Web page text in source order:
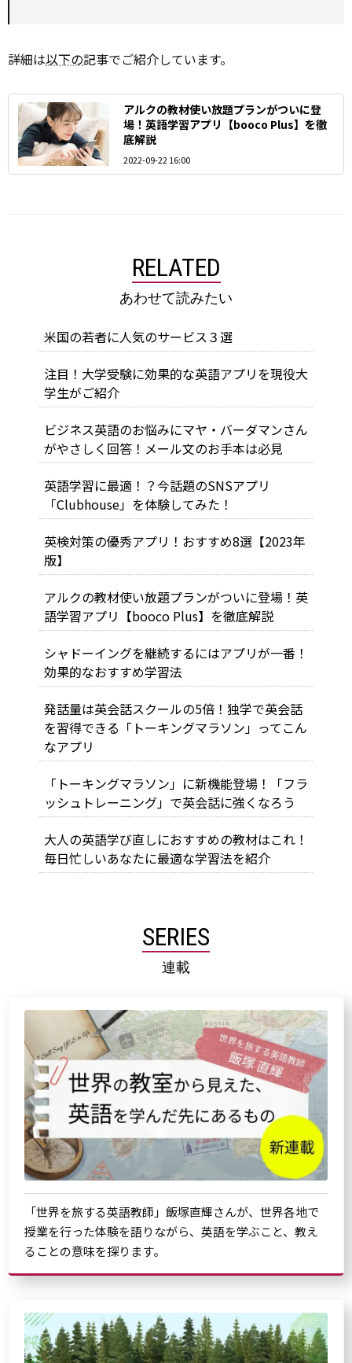
詳細は以下の記事でご紹介しています。
アルクの教材使い放題プランがついに登
場！英語学習アプリ【booco Plus】を徹
底解説
2022-09-22 16:00
RELATED
あわせて読みたい
米国の若者に人気のサービス３選
注目！大学受験に効果的な英語アプリを現役大
学生がご紹介
ビジネス英語のお悩みにマヤ・バーダマンさん
がやさしく回答！メール文のお手本は必見
英語学習に最適！？今話題のSNSアプリ
「Clubhouse」を体験してみた！
英検対策の優秀アプリ！おすすめ8選【2023年
版】
アルクの教材使い放題プランがついに登場！英
語学習アプリ【booco Plus】を徹底解説
シャドーイングを継続するにはアプリが一番！
効果的なおすすめ学習法
発話量は英会話スクールの5倍！独学で英会話
を習得できる「トーキングマラソン」ってこん
なアプリ
「トーキングマラソン」に新機能登場！「フラ
ッシュトレーニング」で英会話に強くなろう
大人の英語学び直しにおすすめの教材はこれ！
毎日忙しいあなたに最適な学習法を紹介
SERIES
連載
「世界を旅する英語教師」飯塚直輝さんが、世界各地で
授業を行った体験を語りながら、英語を学ぶこと、教え
ることの意味を探ります。